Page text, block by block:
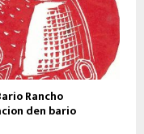
Rancho
den bario